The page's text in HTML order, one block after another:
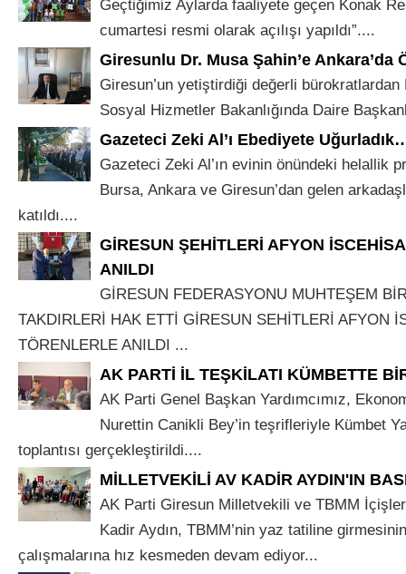
Geçtiğimiz Aylarda faaliyete geçen Konak
cumartesi resmi olarak açılışı yapıldı”....
Giresunlu Dr. Musa Şahin’e Ankara’da
Giresun’un yetiştirdiği değerli
Sosyal Hizmetler Bakanlığında Daire
Gazeteci Zeki Al’ı Ebediyete
Gazeteci Zeki Al’ın evinin önündeki helallik
Bursa, Ankara ve Giresun’dan gelen
katıldı....
GİRESUN ŞEHİTLERİ AFYON
ANILDI
GİRESUN FEDERASYONU MUHTEŞEM
TAKDIRLERİ HAK ETTİ GİRESUN SEHİTLERİ AFYON
TÖRENLERLE ANILDI ...
AK PARTİ İL TEŞKİLATI KÜMBETTE
AK Parti Genel Başkan Yardımcımız,
Nurettin Canikli Bey’in teşrifleriyle Kümbet
toplantısı gerçekleştirildi....
MİLLETVEKİLİ AV KADİR AYDIN'IN
AK Parti Giresun Milletvekili ve TBMM
Kadir Aydın, TBMM’nin yaz tatiline
çalışmalarına hız kesmeden devam ediyor...